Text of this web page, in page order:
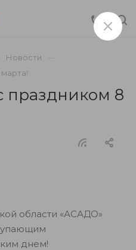
Новости
праздником 8
области «АСАДО»
днем!